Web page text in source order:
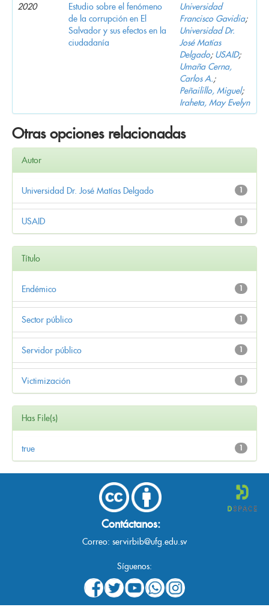
2020
Estudio sobre el fenómeno
de la corrupción en El
Salvador y sus efectos en la
ciudadanía
Universidad
Francisco Gavidia;
Universidad Dr.
José Matías
Delgado; USAID;
Umaña Cerna,
Carlos A.;
Peñailillo, Miguel;
Iraheta, May Evelyn
Otras opciones relacionadas
Autor
1
Universidad Dr. José Matías Delgado
1
USAID
Título
1
Endémico
1
Sector público
1
Servidor público
1
Victimización
Has File(s)
1
true
Contáctanos:
Correo: servirbib@ufg.edu.sv
Síguenos: